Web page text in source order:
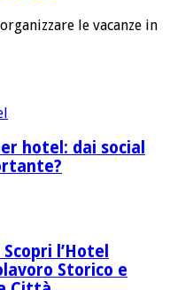
le vacanze in
hotel: dai social
l’Hotel
Storico e